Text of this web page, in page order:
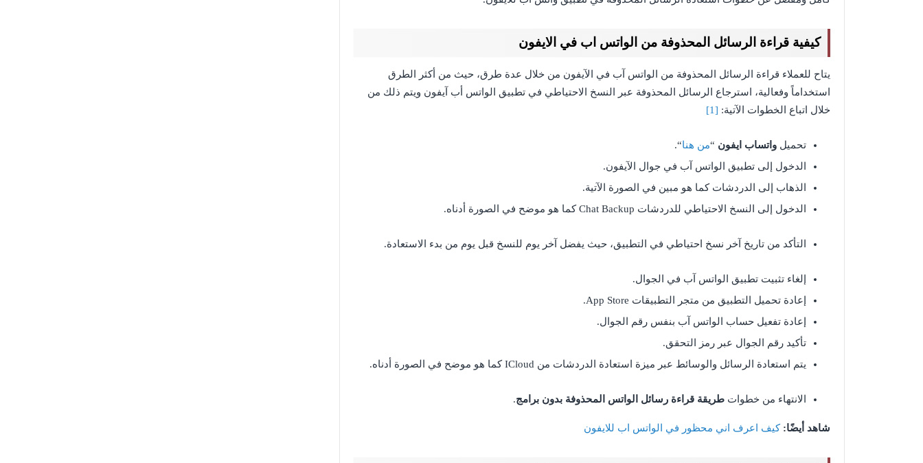
كيفية قراءة الرسائل المحذوفة من الواتس اب في الايفون
يتاح للعملاء قراءة الرسائل المحذوفة من الواتس آب في الآيفون من خلال عدة طرق، حيث من أكثر الطرق
استخداماً وفعالية، استرجاع الرسائل المحذوفة عبر النسخ الاحتياطي في تطبيق الواتس أب آيفون ويتم ذلك من
خلال اتباع الخطوات الآتية: [1]
تحميل واتساب ايفون “من هنا“.
الدخول إلى تطبيق الواتس آب في جوال الآيفون.
الذهاب إلى الدردشات كما هو مبين في الصورة الآتية.
الدخول إلى النسخ الاحتياطي للدردشات Chat Backup كما هو موضح في الصورة أدناه.
التأكد من تاريخ آخر نسخ احتياطي في التطبيق، حيث يفضل آخر يوم للنسخ قبل يوم من بدء الاستعادة.
إلغاء تثبيت تطبيق الواتس آب في الجوال.
إعادة تحميل التطبيق من متجر التطبيقات App Store.
إعادة تفعيل حساب الواتس آب بنفس رقم الجوال.
تأكيد رقم الجوال عبر رمز التحقق.
يتم استعادة الرسائل والوسائط عبر ميزة استعادة الدردشات من ICloud كما هو موضح في الصورة أدناه.
الانتهاء من خطوات طريقة قراءة رسائل الواتس المحذوفة بدون برامج.
شاهد أيضًا: كيف اعرف اني محظور في الواتس اب للايفون